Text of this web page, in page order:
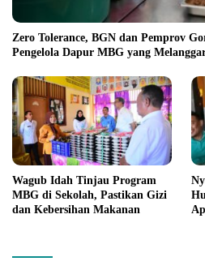
Zero Tolerance, BGN dan Pemprov
Pengelola Dapur MBG yang
Wagub Idah Tinjau Program
MBG di Sekolah, Pastikan Gizi
dan Kebersihan Makanan